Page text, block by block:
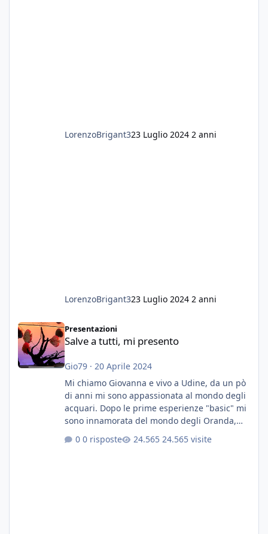
LorenzoBrigant323 Luglio 2024 2 anni
LorenzoBrigant323 Luglio 2024 2 anni
Presentazioni
Salve a tutti, mi presento
Gio79· 20 Aprile 2024
Mi chiamo Giovanna e vivo a Udine, da un pò
di anni mi sono appassionata al mondo degli
acquari. Dopo le prime esperienze "basic" mi
sono innamorata del mondo degli Oranda,
E' stata una bella scuola per quanto riguarda
0 risposte 24.565 visite